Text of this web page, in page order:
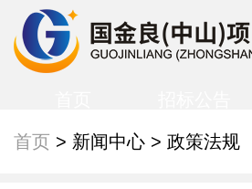
首页 > 新闻中心 > 政策法规